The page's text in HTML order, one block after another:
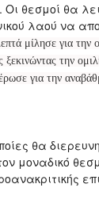
θεσμοί θα
λαού να
μίλησε για την
την
για την
θα
μοναδικό